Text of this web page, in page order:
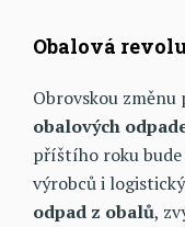
Obalová
Obrovskou změnu
obalových
příštího roku
výrobců i
odpad z obalů,